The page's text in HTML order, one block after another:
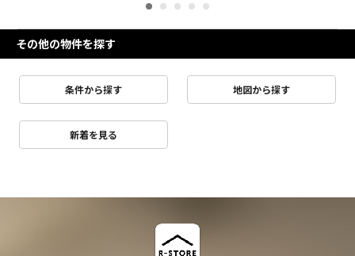
その他の物件を探す
条件から探す 地図から探す
新着を見る